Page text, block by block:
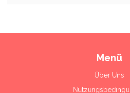
Menü
Über Uns